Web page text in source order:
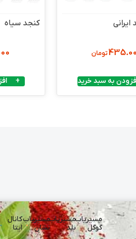
تومان
به سبد خرید
کنجد سیاه
مسیریاب
گوگل
مسیریاب
بلد
مسیریاب
نشان
کانال
ایتا